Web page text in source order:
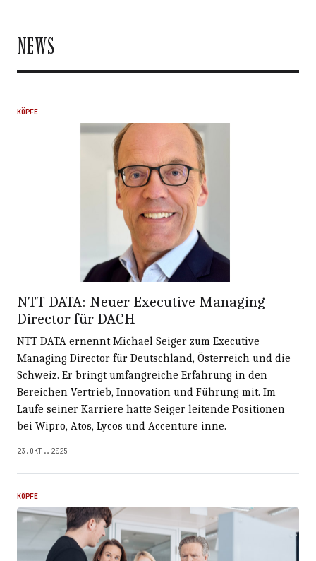
NEWS
KÖPFE
NTT DATA: Neuer Executive Managing
Director für DACH
NTT DATA ernennt Michael Seiger zum Executive
Managing Director für Deutschland, Österreich und die
Schweiz. Er bringt umfangreiche Erfahrung in den
Bereichen Vertrieb, Innovation und Führung mit. Im
Laufe seiner Karriere hatte Seiger leitende Positionen
bei Wipro, Atos, Lycos und Accenture inne.
23.OKT..2025
KÖPFE